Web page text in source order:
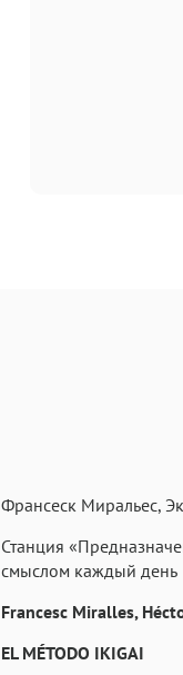
Франсеск Миральес,
Станция
смыслом каждый день
Francesc Miralles,
EL MÉTODO IKIGAI